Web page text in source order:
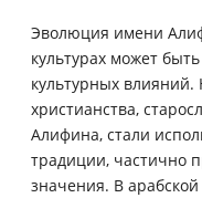
Эволюция имени
культурах может
культурных
христианства,
Алифина, стали
традиции, частично
значения. В